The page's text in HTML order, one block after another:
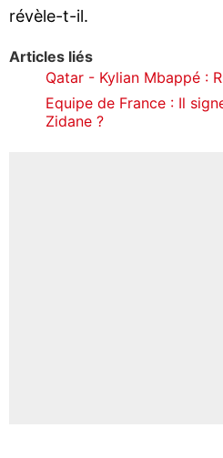
révèle-t-il.
Articles liés
Qatar - Kylian Mbappé :
Equipe de France : Il
Zidane ?